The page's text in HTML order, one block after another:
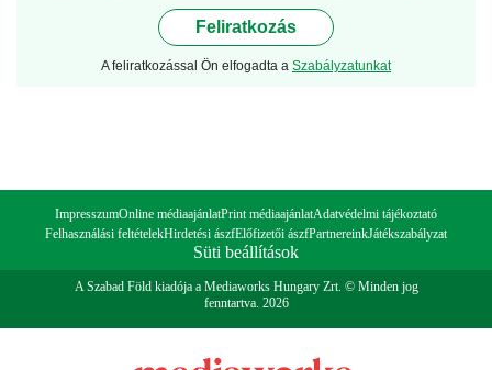
Feliratkozás
A feliratkozással Ön elfogadta a Szabályzatunkat
ImpresszumOnline médiaajánlatPrint médiaajánlatAdatvédelmi tájékoztató
Felhasználási feltételekHirdetési ászfElőfizetői ászfPartnereinkJátékszabályzat
Süti beállítások
A Szabad Föld kiadója a Mediaworks Hungary Zrt. © Minden jog
fenntartva. 2026